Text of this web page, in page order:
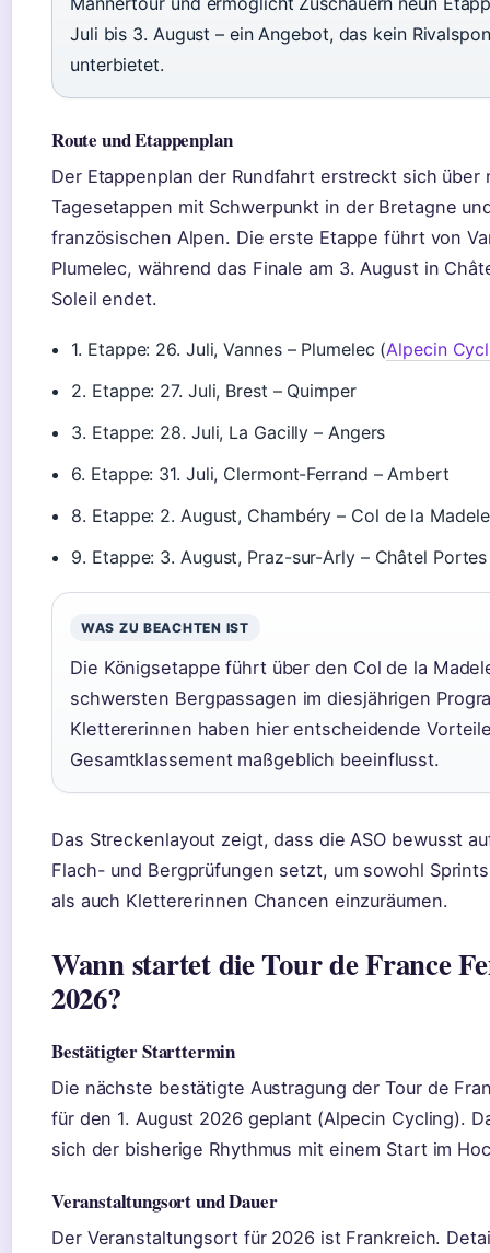
Juli bis 3. August – ein Angebot, das kein
unterbietet.
Route und Etappenplan
Der Etappenplan der Rundfahrt erstreckt sich über
Tagesetappen mit Schwerpunkt in der Bretagne
französischen Alpen. Die erste Etappe führt von
Plumelec, während das Finale am 3. August in
Soleil endet.
1. Etappe: 26. Juli, Vannes – Plumelec (Alpecin
2. Etappe: 27. Juli, Brest – Quimper
3. Etappe: 28. Juli, La Gacilly – Angers
6. Etappe: 31. Juli, Clermont-Ferrand – Ambert
8. Etappe: 2. August, Chambéry – Col de la
9. Etappe: 3. August, Praz-sur-Arly – Châtel
WAS ZU BEACHTEN IST
Die Königsetappe führt über den Col de la
schwersten Bergpassagen im diesjährigen
Klettererinnen haben hier entscheidende
Gesamtklassement maßgeblich beeinflusst.
Das Streckenlayout zeigt, dass die ASO bewusst
Flach- und Bergprüfungen setzt, um sowohl
als auch Klettererinnen Chancen einzuräumen.
Wann startet die Tour de France
2026?
Bestätigter Starttermin
Die nächste bestätigte Austragung der Tour de
für den 1. August 2026 geplant (Alpecin Cycling).
sich der bisherige Rhythmus mit einem Start im
Veranstaltungsort und Dauer
Der Veranstaltungsort für 2026 ist Frankreich.